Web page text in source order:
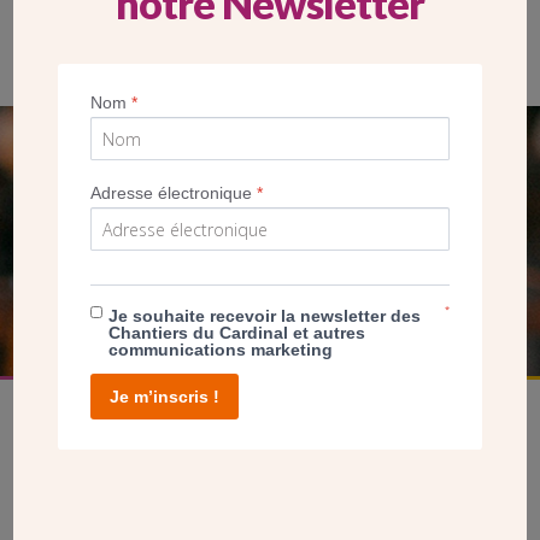
SEUL VOTRE DON
NOUS PERMET D’AGIR
FAIRE UN DON
Nom*
Adresse électronique*
Je souhaite recevoir la newsletter des
Chantiers du Cardinal et autres
communications marketing
*
Je m’inscris !